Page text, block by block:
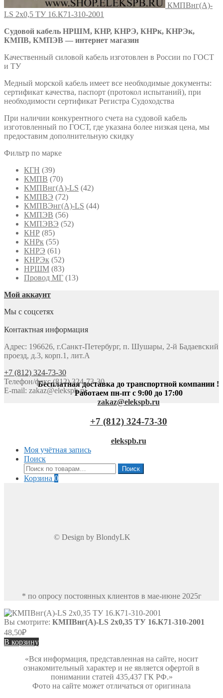
КМПВнг(А)-
LS 2х0,5 ТУ 16.К71-310-2001
Судовой кабель НРШМ, КНР, КНРЭ, КНРк, КНРЭк,
КМПВ, КМПЭВ — интернет магазин
Качественный силовой кабель изготовлен в России по ГОСТ
и ТУ
Медный морской кабель имеет все необходимые документы:
сертификат качества, паспорт (протокол испытаний), при
необходимости сертификат Регистра Судоходства
При наличии конкурентного счета на судовой кабель
изготовленный по ГОСТ, где указана более низкая цена, мы
предоставим дополнительную скидку
Фильтр по марке
КГН (39)
КМПВ (70)
КМПВнг(А)-LS (42)
КМПВЭ (72)
КМПВЭнг(А)-LS (44)
КМПЭВ (56)
КМПЭВЭ (52)
КНР (85)
КНРк (55)
КНРЭ (61)
КНРЭк (52)
НРШМ (83)
Провод МГ (13)
Мой аккаунт
Мы с соцсетях
Контактная информация
Адрес: 196626, г.Санкт-Петербург, п. Шушары, 2-й Бадаевский
проезд, д.3, корп.1, лит.А
+7 (812) 324-73-30
Телефон/факс (812) 324-73-30
E-mail: zakaz@elekspb.ru
Бесплатная доставка до транспортной компании !
Работаем пн-пт с 9:00 до 17:00
zakaz@elekspb.ru
+7 (812) 324-73-30
elekspb.ru
Моя учётная запись
Поиск
Искать:
Поиск
Корзина 0
© Design by BlondyLK
* по опросу постоянных клиентов в мае-июне 2025г
Вы смотрите: КМПВнг(А)-LS 2х0,35 ТУ 16.К71-310-2001
48,50₽
В корзину
«Вся информация, представленная на сайте, носит
ознакомительный характер и не является офертой в
понимании статей 435,437 ГК РФ.»
Фото на сайте может отличаться от оригинала